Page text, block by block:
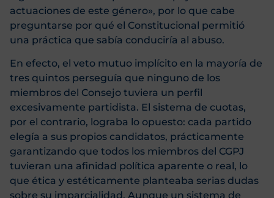
actuaciones de este género», por lo que cabe
preguntarse por qué el Constitucional permitió
una práctica que sabía conduciría al abuso.
En efecto, el veto mutuo implícito en la mayoría de
tres quintos perseguía que ninguno de los
miembros del Consejo tuviera un perfil
excesivamente partidista. El sistema de cuotas,
por el contrario, lograba lo opuesto: cada partido
elegía a sus propios candidatos, prácticamente
garantizando que todos los miembros del CGPJ
tuvieran una afinidad política aparente o real, lo
que ética y estéticamente planteaba serias dudas
sobre su imparcialidad. Aunque un sistema de